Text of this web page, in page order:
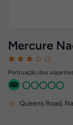
Mercure
Pontuação dos
Queens Road,